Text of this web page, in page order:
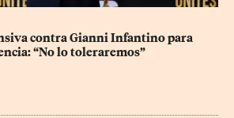
contra Gianni Infantino para
“No lo toleraremos”